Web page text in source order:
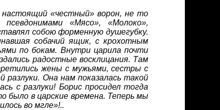
«честный» ворон, не то
«Мясо», «Молоко»,
собою форменную душегубку.
собачий ящик, с крохотным
по бокам. Внутри царила почти
радостные восклицания. Там
жены с мужьями, сестры с
Она нам показалась такой
с разлуки! Борис просидел тогда
было в царские времена. Теперь мы
во мгле»!..